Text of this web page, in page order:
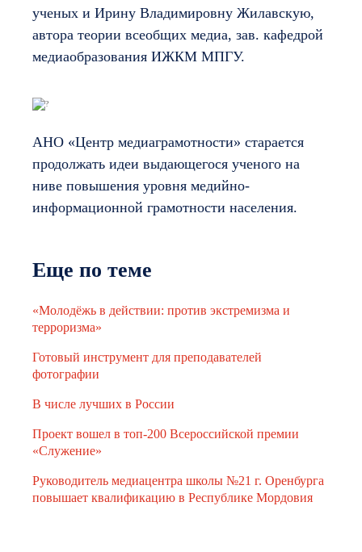
ученых и Ирину Владимировну Жилавскую,
автора теории всеобщих медиа, зав. кафедрой
медиаобразования ИЖКМ МПГУ.
АНО «Центр медиаграмотности» старается
продолжать идеи выдающегося ученого на
ниве повышения уровня медийно-
информационной грамотности населения.
Еще по теме
«Молодёжь в действии: против экстремизма и
терроризма»
Готовый инструмент для преподавателей
фотографии
В числе лучших в России
Проект вошел в топ-200 Всероссийской премии
«Служение»
Руководитель медиацентра школы №21 г. Оренбурга
повышает квалификацию в Республике Мордовия